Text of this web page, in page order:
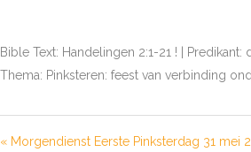
Bible Text: Handelingen 2:1-21 ! |
Thema: Pinksteren: feest van verbinding
« Morgendienst Eerste Pinksterdag 31 mei